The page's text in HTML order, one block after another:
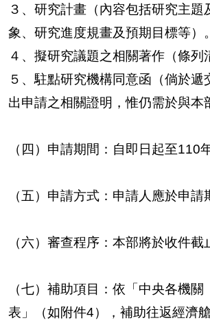
３、研究計畫（內容包括研究主
象、研究進度規畫及預期目標等）。
４、擬研究議題之相關著作（條列
５、駐點研究機構同意函（倘於
出申請之相關證明，惟仍需於與本
（四）申請期間：自即日起至110
（五）申請方式：申請人應於申
（六）審查程序：本部將於收件
（七）補助項目：依「中央各機
表」（如附件4），補助往返經濟